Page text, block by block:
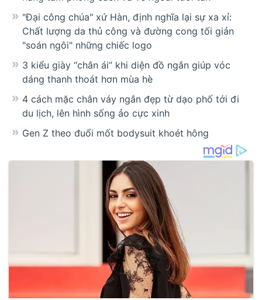
"Đại công chúa" xứ Hàn, định nghĩa lại sự xa xỉ:
Chất lượng da thủ công và đường cong tối giản
"soán ngôi" những chiếc logo
3 kiểu giày “chân ái” khi diện đồ ngắn giúp vóc
dáng thanh thoát hơn mùa hè
4 cách mặc chân váy ngắn đẹp từ dạo phố tới đi
du lịch, lên hình sống ảo cực xinh
Gen Z theo đuổi mốt bodysuit khoét hông